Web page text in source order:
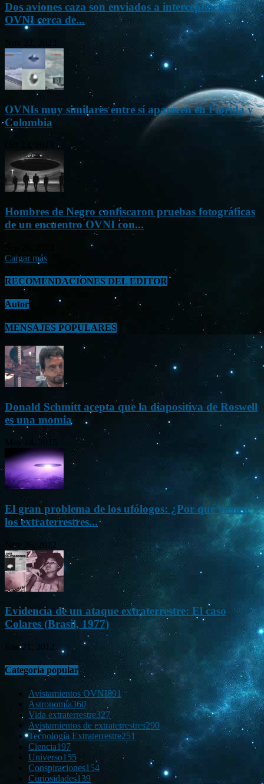
Dos aviones caza son enviados a interceptar un
OVNI cerca de...
Nov 22, 2023
OVNIs muy similares entre sí aparecen en Florida y
Colombia
Hombres de Negro confiscaron pruebas fotográficas
de un encuentro OVNI con...
Sep 26, 2023
Cargar más
RECOMENDACIONES DEL EDITOR
Autor
MENSAJES POPULARES
Donald Schmitt acepta que la diapositiva de Roswell
es una momia
May 14, 2015
El gran problema de los ufólogos: ¿Por qué vienen
los extraterrestres...
Nov 26, 2012
Evidencia de un ataque extraterrestre: El caso
Colares (Brasil, 1977)
Ene 21, 2012
Categoría popular
Avistamientos OVNI891
Astronomía360
Vida extraterrestre327
Avistamientos de extraterrestres290
Tecnología Extraterrestre251
Ciencia197
Universo155
Conspiraciones154
Curiosidades139